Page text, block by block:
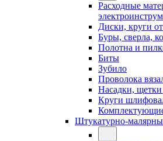
Расходные
Диски, круги
Буры, сверла,
Полотна и
Биты
Зубило
Проволока
Насадки,
Круги
Штукатурно-